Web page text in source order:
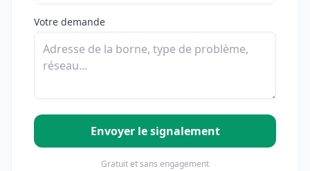
Votre demande
Envoyer le signalement
Gratuit et sans engagement